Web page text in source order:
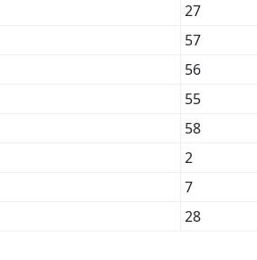
27
57
56
55
58
2
7
28